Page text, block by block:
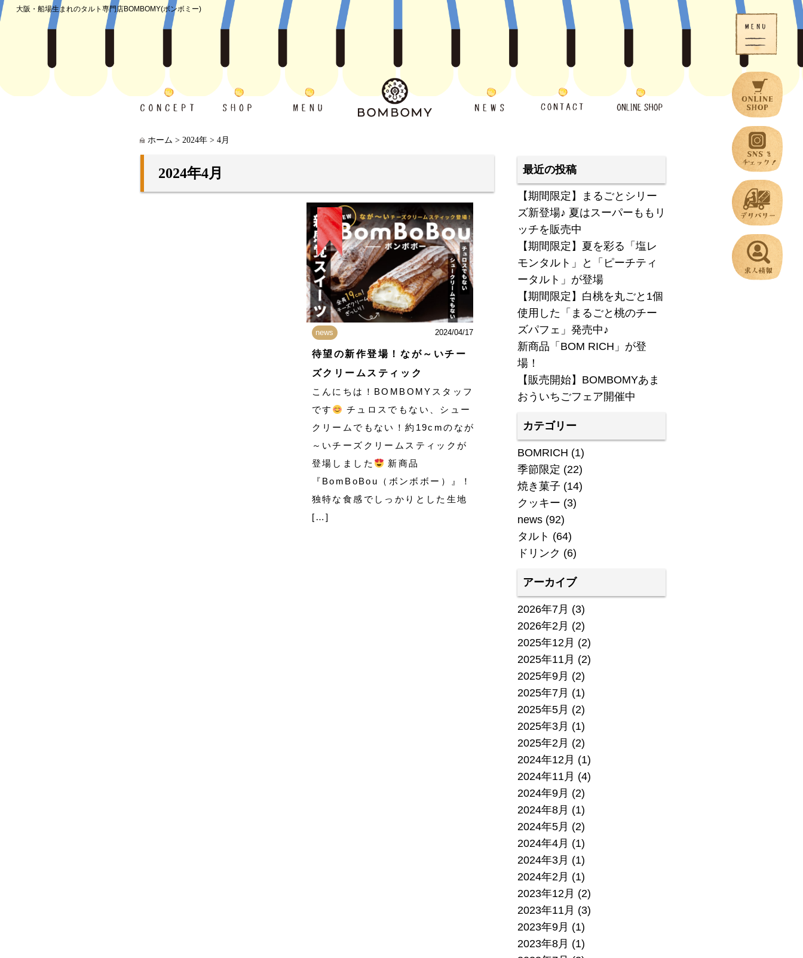
大阪・船場生まれのタルト専門店BOMBOMY(ボンボミー)
ホーム > 2024年 > 4月
2024年4月
news 2024/04/17
待望の新作登場！なが～いチー
ズクリームスティック
こんにちは！BOMBOMYスタッフ
です
チュロスでもない、シュー
クリームでもない！約19cmのなが
～いチーズクリームスティックが
登場しました
新商品
『BomBoBou（ボンボボー）』！
独特な食感でしっかりとした生地
[…]
最近の投稿
【期間限定】まるごとシリー
ズ新登場♪ 夏はスーパーももリ
ッチを販売中
【期間限定】夏を彩る「塩レ
モンタルト」と「ピーチティ
ータルト」が登場
【期間限定】白桃を丸ごと1個
使用した「まるごと桃のチー
ズパフェ」発売中♪
新商品「BOM RICH」が登
場！
【販売開始】BOMBOMYあま
おういちごフェア開催中
カテゴリー
BOMRICH (1)
季節限定 (22)
焼き菓子 (14)
クッキー (3)
news(92)
タルト (64)
ドリンク (6)
アーカイブ
2026年7月 (3)
2026年2月 (2)
2025年12月 (2)
2025年11月 (2)
2025年9月 (2)
2025年7月 (1)
2025年5月 (2)
2025年3月 (1)
2025年2月 (2)
2024年12月 (1)
2024年11月 (4)
2024年9月 (2)
2024年8月 (1)
2024年5月 (2)
2024年4月 (1)
2024年3月 (1)
2024年2月 (1)
2023年12月 (2)
2023年11月 (3)
2023年9月 (1)
2023年8月 (1)